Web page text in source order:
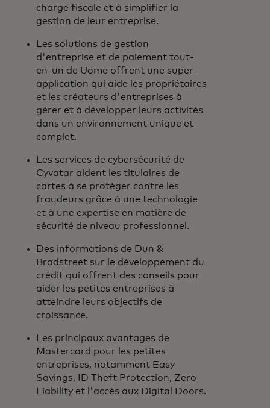
charge fiscale et à simplifier la
gestion de leur entreprise.
Les solutions de gestion
d'entreprise et de paiement tout-
en-un de Uome offrent une super-
application qui aide les propriétaires
et les créateurs d'entreprises à
gérer et à développer leurs activités
dans un environnement unique et
complet.
Les services de cybersécurité de
Cyvatar aident les titulaires de
cartes à se protéger contre les
fraudeurs grâce à une technologie
et à une expertise en matière de
sécurité de niveau professionnel.
Des informations de Dun &
Bradstreet sur le développement du
crédit qui offrent des conseils pour
aider les petites entreprises à
atteindre leurs objectifs de
croissance.
Les principaux avantages de
Mastercard pour les petites
entreprises, notamment Easy
Savings, ID Theft Protection, Zero
Liability et l'accès aux Digital Doors.